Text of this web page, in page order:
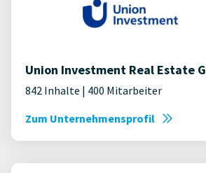
Union Investment Real Estate
842 Inhalte | 400 Mitarbeiter
Zum Unternehmensprofil